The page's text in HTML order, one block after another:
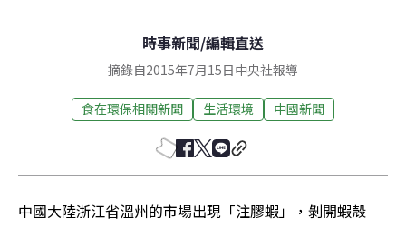
時事新聞/編輯直送
摘錄自2015年7月15日中央社報導
食在環保相關新聞 生活環境 中國新聞
中國大陸浙江省溫州的市場出現「注膠蝦」，剝開蝦殼